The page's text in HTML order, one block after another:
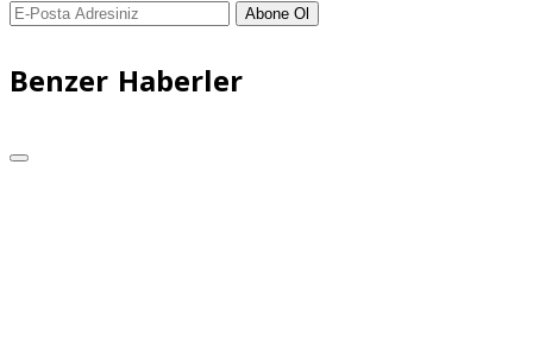
Abone Ol
Benzer Haberler